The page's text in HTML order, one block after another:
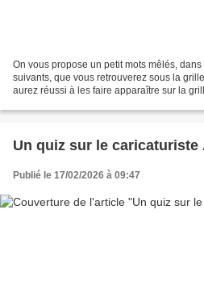
On vous propose un petit mots mêlés,
suivants, que vous retrouverez sous la
aurez réussi à les faire apparaître sur la
Un quiz sur le caricaturiste
Publié le 17/02/2026 à 09:47